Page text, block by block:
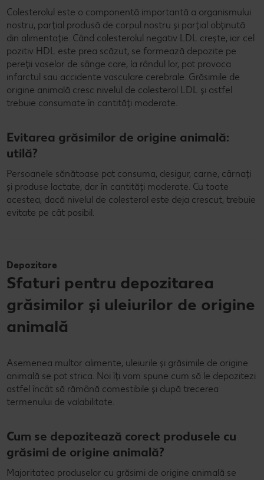
Colesterolul este o componentă importantă a organismului
nostru, parțial produsă de corpul nostru și parțial obținută
din alimentație. Când colesterolul negativ LDL crește, iar cel
pozitiv HDL este prea scăzut, se formează depozite pe
pereții vaselor de sânge care, la rândul lor, pot provoca
infarctul sau accidente vasculare cerebrale. Grăsimile de
origine animală cresc nivelul de colesterol LDL și astfel
trebuie consumate în cantități moderate.
Evitarea grăsimilor de origine animală:
utilă?
Persoanele sănătoase pot consuma, desigur, carne, cârnați
și produse lactate, dar în cantități moderate. Cu toate
acestea, dacă nivelul de colesterol este deja crescut, trebuie
evitate pe cât posibil.
Depozitare
Sfaturi pentru depozitarea
grăsimilor și uleiurilor de origine
animală
Asemenea multor alimente, uleiurile și grăsimile de origine
animală se pot strica. Noi îți vom spune cum să le depozitezi
astfel încât să rămână comestibile și după trecerea
termenului de valabilitate.
Cum se depozitează corect produsele cu
grăsimi de origine animală?
Majoritatea produselor cu grăsimi de origine animală se